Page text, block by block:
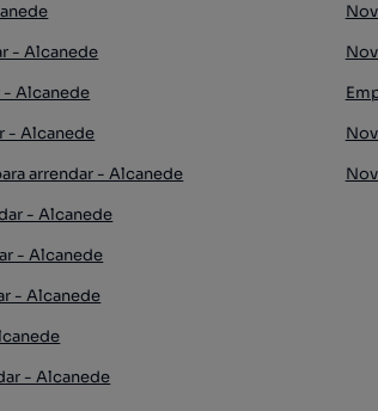
- Alcanede
- Alcanede
- Alcanede
arrendar - Alcanede
- Alcanede
- Alcanede
- Alcanede
- Alcanede